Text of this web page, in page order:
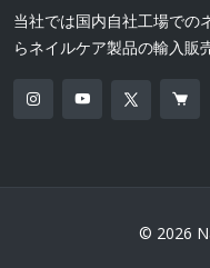
当社では国内自社工場での
らネイルケア製品の輸入販
© 2026